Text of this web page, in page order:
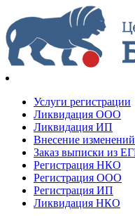
Услуги регистрации
Ликвидация ООО
Ликвидация ИП
Внесение
Заказ выписки из
Регистрация НКО
Регистрация ООО
Регистрация ИП
Ликвидация НКО